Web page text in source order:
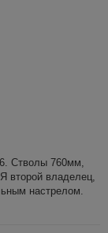
Стволы 760мм,
второй владелец,
настрелом.